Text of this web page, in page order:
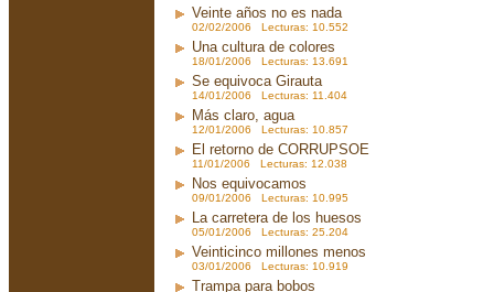
Veinte años no es nada
02/02/2006 Lecturas: 10.552
Una cultura de colores
18/01/2006 Lecturas: 13.691
Se equivoca Girauta
14/01/2006 Lecturas: 11.404
Más claro, agua
12/01/2006 Lecturas: 10.857
El retorno de CORRUPSOE
11/01/2006 Lecturas: 12.038
Nos equivocamos
09/01/2006 Lecturas: 10.995
La carretera de los huesos
05/01/2006 Lecturas: 25.204
Veinticinco millones menos
03/01/2006 Lecturas: 10.919
Trampa para bobos